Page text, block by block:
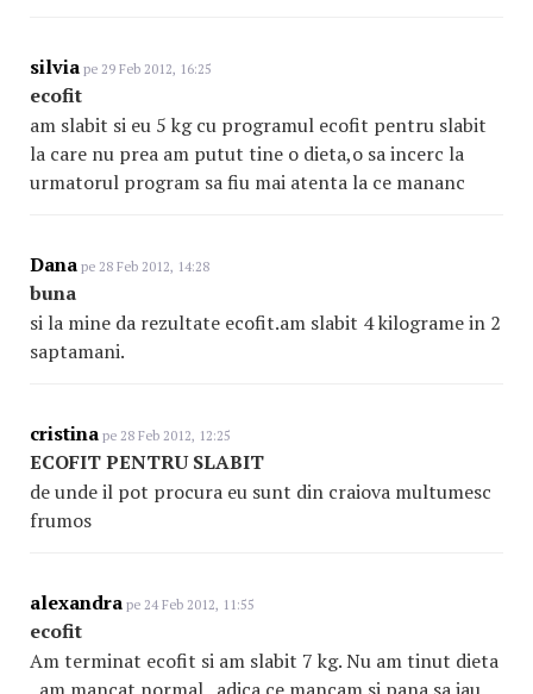
silvia pe 29 Feb 2012, 16:25
ecofit
am slabit si eu 5 kg cu programul ecofit pentru slabit
la care nu prea am putut tine o dieta,o sa incerc la
urmatorul program sa fiu mai atenta la ce mananc
Dana pe 28 Feb 2012, 14:28
buna
si la mine da rezultate ecofit.am slabit 4 kilograme in 2
saptamani.
cristina pe 28 Feb 2012, 12:25
ECOFIT PENTRU SLABIT
de unde il pot procura eu sunt din craiova multumesc
frumos
alexandra pe 24 Feb 2012, 11:55
ecofit
Am terminat ecofit si am slabit 7 kg. Nu am tinut dieta